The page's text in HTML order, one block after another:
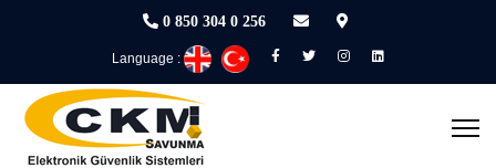
0 850 304 0 256
Language :